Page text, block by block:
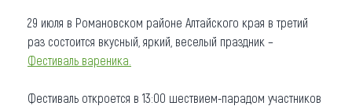
29 июля в Романовском районе Алтайского края в третий
раз состоится вкусный, яркий, веселый праздник –
Фестиваль вареника.
Фестиваль откроется в 13:00 шествием-парадом участников